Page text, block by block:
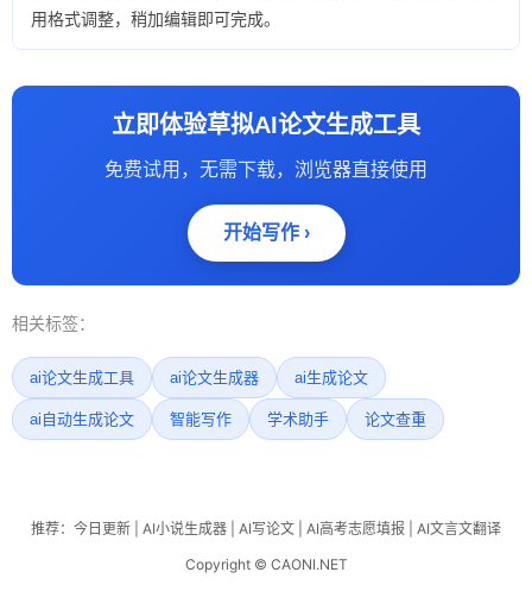
用格式调整，稍加编辑即可完成。
立即体验草拟AI论文生成工具
免费试用，无需下载，浏览器直接使用
开始写作 ›
相关标签：
ai论文生成工具 ai论文生成器 ai生成论文
ai自动生成论文 智能写作 学术助手 论文查重
推荐： 今日更新 AI小说生成器 AI写论文 AI高考志愿填报
AI文言文翻译
Copyright © CAONI.NET